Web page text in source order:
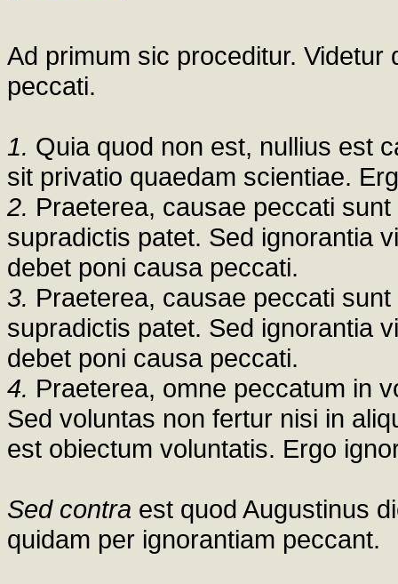
Ad primum sic proceditur.
peccati.
1. Quia quod non est, nullius est
sit privatio quaedam scientiae.
2. Praeterea, causae peccati
supradictis patet. Sed ignorantia
debet poni causa peccati.
3. Praeterea, causae peccati
supradictis patet. Sed ignorantia
debet poni causa peccati.
4. Praeterea, omne peccatum in
Sed voluntas non fertur nisi in
est obiectum voluntatis. Ergo
Sed contra est quod Augustinus
quidam per ignorantiam peccant.